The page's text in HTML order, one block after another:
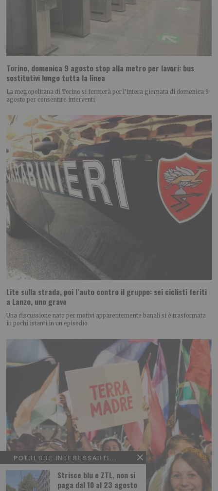
POTREBBE INTERESSARTI...
Strisce blu e ZTL, non si
paga dal 10 al 23 agosto
Torino, domenica 9 agosto stop alla metro per lavori: bus
sostitutivi lungo tutta la linea
La metropolitana di Torino si fermerà per l’intera giornata di domenica 9
agosto per consentire interventi
Lite sulla strada, poi l’auto contro il gruppo: sei ciclisti feriti
a Lanzo, uno grave
Una discussione nata per motivi apparentemente banali si è trasformata
in pochi istanti in un episodio